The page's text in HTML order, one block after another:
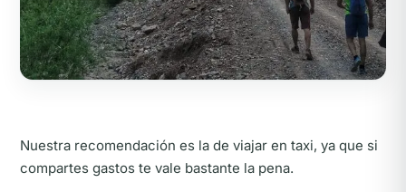
Nuestra recomendación es la de viajar en taxi, ya que si
compartes gastos te vale bastante la pena.